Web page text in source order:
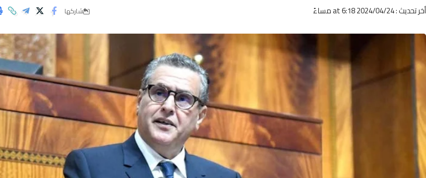
أخر تحديث : 2024/04/24 at 6:18 مساءً شاركها